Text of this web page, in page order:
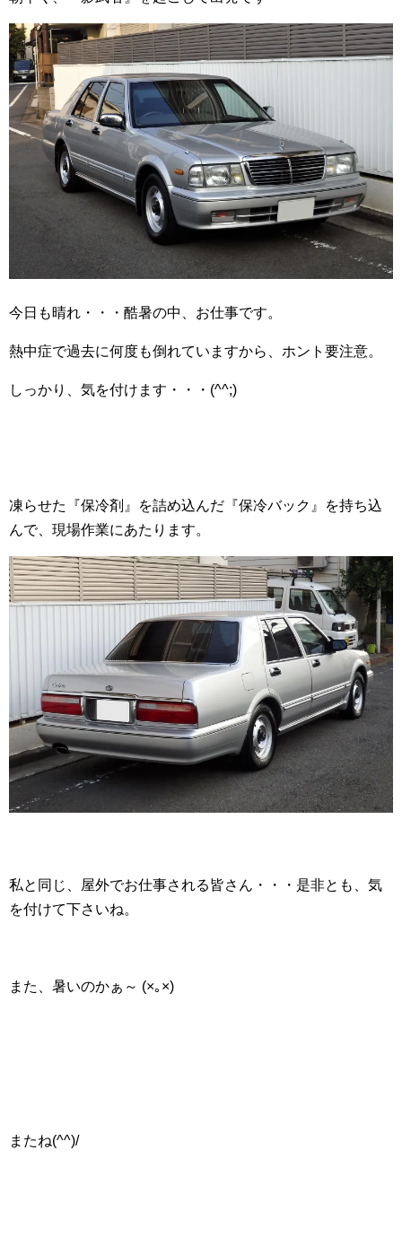
今日も晴れ・・・酷暑の中、お仕事です。
熱中症で過去に何度も倒れていますから、ホント要注意。
しっかり、気を付けます・・・(^^;)
凍らせた『保冷剤』を詰め込んだ『保冷バック』を持ち込
んで、現場作業にあたります。
私と同じ、屋外でお仕事される皆さん・・・是非とも、気
を付けて下さいね。
また、暑いのかぁ～ (×｡×)
またね(^^)/